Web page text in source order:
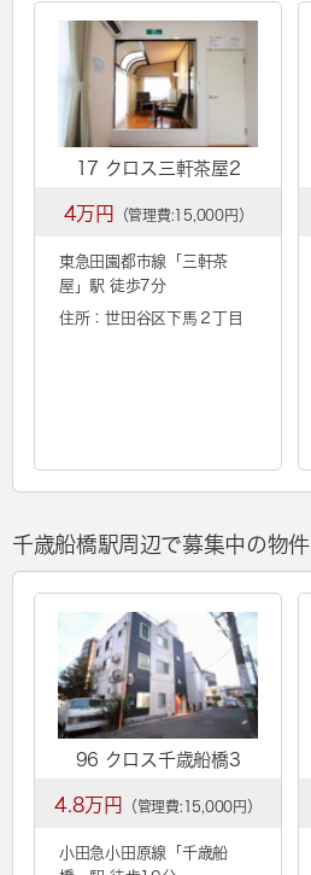
17 クロス三軒茶屋2
4万円 （管理費:15,000円）
東急田園都市線「 三軒茶
屋 」駅 徒歩7分
住所：世田谷区下馬２丁目
千歳船橋駅周辺で募集中の物件
96 クロス千歳船橋3
4.8万円 （管理費:15,000円）
小田急小田原線「 千歳船